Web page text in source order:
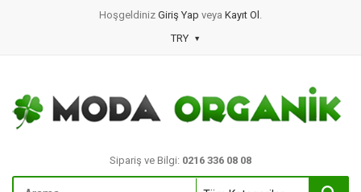
Hoşgeldiniz Giriş Yap veya Kayıt Ol .
TRY
Sipariş ve Bilgi: 0216 336 08 08